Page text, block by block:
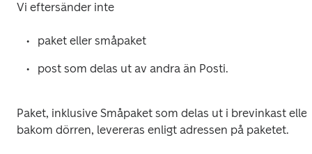
Vi eftersänder inte
paket eller småpaket
post som delas ut av andra än Posti.
Paket, inklusive Småpaket som delas ut i brevinkast eller
bakom dörren, levereras enligt adressen på paketet.